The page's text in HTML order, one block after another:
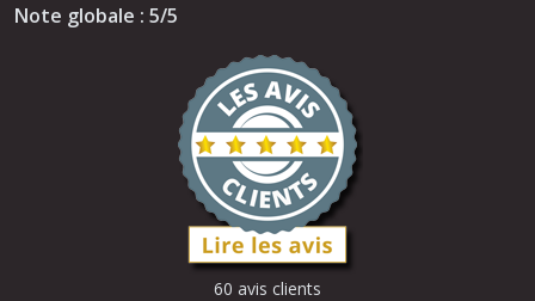
Note globale : 5/5
60 avis clients